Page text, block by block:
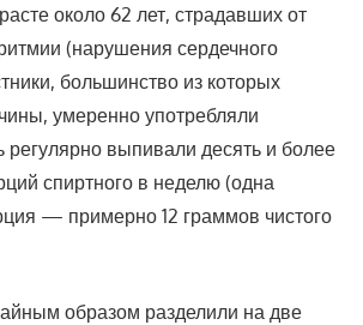
около 62 лет, страдавших от
(нарушения сердечного
большинство из которых
умеренно употребляли
регулярно выпивали десять и более
спиртного в неделю (одна
— примерно 12 граммов чистого
образом разделили на две